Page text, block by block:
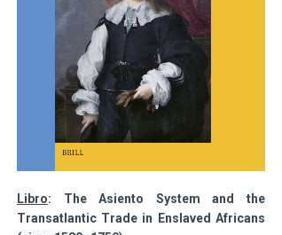
Libro: The Asiento System and the
Transatlantic Trade in Enslaved Africans